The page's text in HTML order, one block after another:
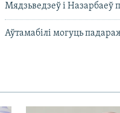
Мядзьведзеў і Назарбаеў
Аўтамабілі могуць